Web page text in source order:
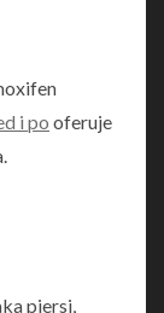
i po oferuje
piersi,